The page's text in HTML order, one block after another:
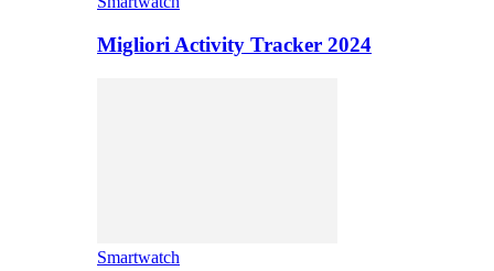
Migliori Activity Tracker 2024
Smartwatch